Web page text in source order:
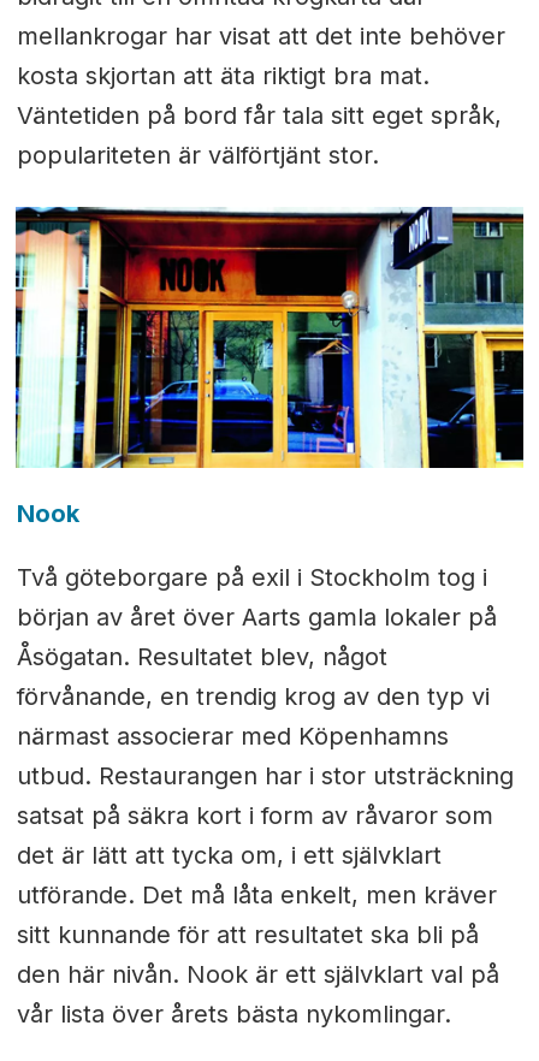
mellankrogar har visat att det inte behöver
kosta skjortan att äta riktigt bra mat.
Väntetiden på bord får tala sitt eget språk,
populariteten är välförtjänt stor.
Nook
Två göteborgare på exil i Stockholm tog i
början av året över Aarts gamla lokaler på
Åsögatan. Resultatet blev, något
förvånande, en trendig krog av den typ vi
närmast associerar med Köpenhamns
utbud. Restaurangen har i stor utsträckning
satsat på säkra kort i form av råvaror som
det är lätt att tycka om, i ett självklart
utförande. Det må låta enkelt, men kräver
sitt kunnande för att resultatet ska bli på
den här nivån. Nook är ett självklart val på
vår lista över årets bästa nykomlingar.